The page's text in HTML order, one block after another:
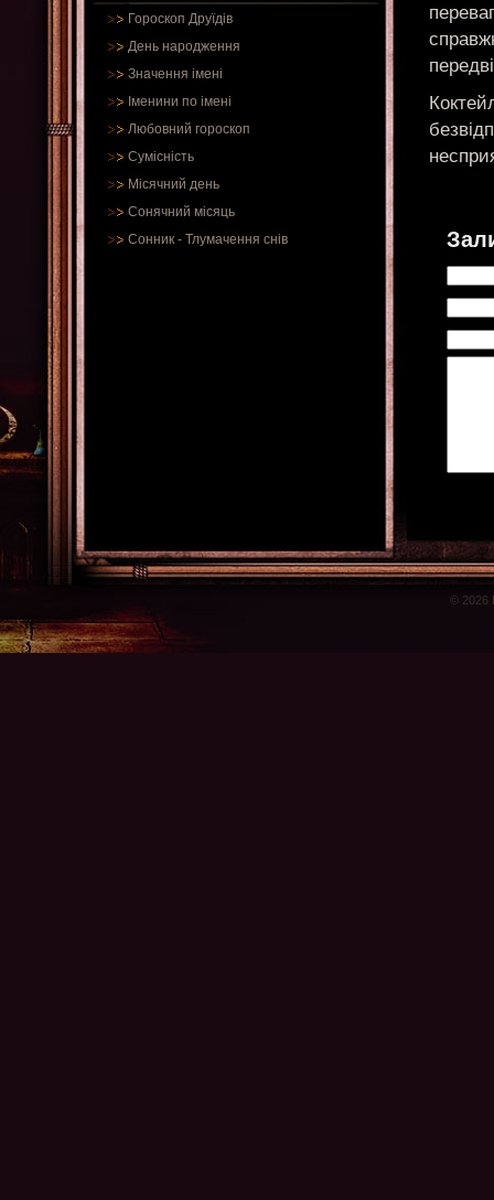
Гороскоп Друїдів
День народження
Значення імені
Іменини по імені
Любовний гороскоп
Сумісність
Місячний день
Сонячний місяць
Сонник - Тлумачення снів
© 2026